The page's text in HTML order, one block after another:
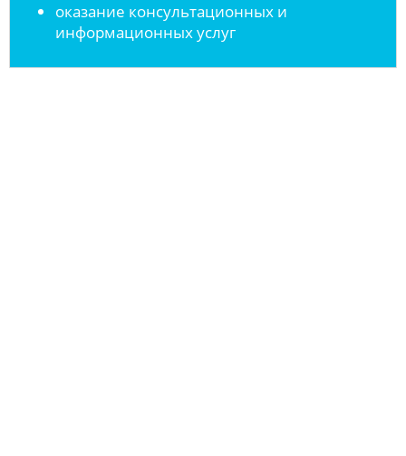
оказание консультационных и
информационных услуг